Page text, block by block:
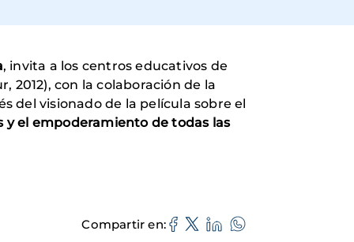
, invita a los centros educativos de
2012), con la colaboración de la
del visionado de la película sobre el
el empoderamiento de todas las
Compartir en